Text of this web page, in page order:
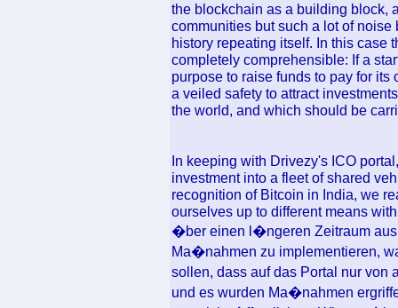
the blockchain as a building block,
communities but such a lot of
history repeating itself. In this case
completely comprehensible: If a
purpose to raise funds to pay for
a veiled safety to attract
the world, and which should be
In keeping with Drivezy's ICO
investment into a fleet of shared
recognition of Bitcoin in India, we
ourselves up to different means
�ber einen l�ngeren Zeitraum
Ma�nahmen zu implementieren,
sollen, dass auf das Portal nur
und es wurden Ma�nahmen